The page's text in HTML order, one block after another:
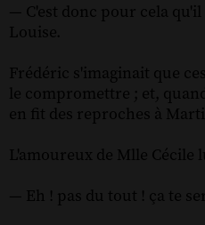
— C'est donc pour cela qu'il
Louise.
Frédéric s'imaginait que
le compromettre ; et,
en fit des reproches à
L'amoureux de Mlle Cécile
— Eh ! pas du tout ! ça te